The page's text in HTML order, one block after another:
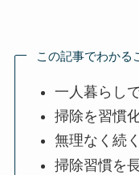
この記事でわかる
一人暮らし
掃除を習慣
無理なく続
掃除習慣を